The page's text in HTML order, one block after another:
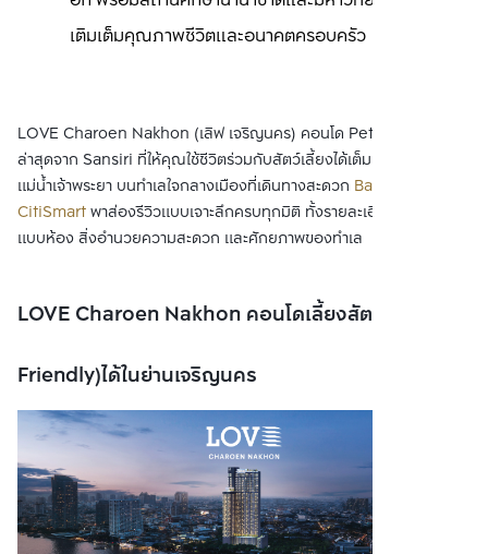
เติมเต็มคุณภาพชีวิตและอนาคตครอบครัว
LOVE Charoen Nakhon (เลิฟ เจริญนคร) คอนโด Pet-Friendly ใหม่
ล่าสุดจาก Sansiri ที่ให้คุณใช้ชีวิตร่วมกับสัตว์เลี้ยงได้เต็มที่ ท่ามกลางวิว
แม่น้ำเจ้าพระยา บนทำเลใจกลางเมืองที่เดินทางสะดวก Bangkok
CitiSmartพาส่องรีวิวแบบเจาะลึกครบทุกมิติ ทั้งรายละเอียดอาคาร รูป
แบบห้อง สิ่งอำนวยความสะดวก และศักยภาพของทำเล
LOVE Charoen Nakhon คอนโดเลี้ยงสัตว์ (Pet
Friendly)ได้ในย่านเจริญนคร